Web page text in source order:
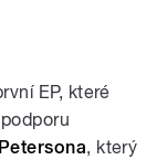
EP, které
, který